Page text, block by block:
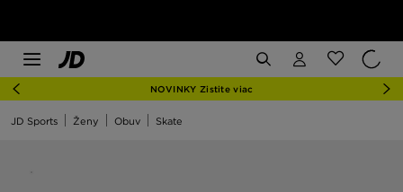
NOVINKY Zistite viac
JD Sports Ženy Obuv Skate